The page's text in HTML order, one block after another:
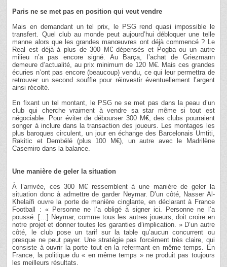
Paris ne se met pas en position qui veut vendre
Mais en demandant un tel prix, le PSG rend quasi impossible le
transfert. Quel club au monde peut aujourd’hui débloquer une telle
manne alors que les grandes manœuvres ont déjà commencé ? Le
Real est déjà à plus de 300 M€ dépensés et Pogba ou un autre
milieu n’a pas encore signé. Au Barça, l’achat de Griezmann
demeure d’actualité, au prix minimum de 120 M€. Mais ces grandes
écuries n’ont pas encore (beaucoup) vendu, ce qui leur permettra de
retrouver un second souffle pour réinvestir éventuellement l’argent
ainsi récolté.
En fixant un tel montant, le PSG ne se met pas dans la peau d’un
club qui cherche vraiment à vendre sa star même si tout est
négociable. Pour éviter de débourser 300 M€, des clubs pourraient
songer à inclure dans la transaction des joueurs. Les montages les
plus baroques circulent, un jour en échange des Barcelonais Umtiti,
Rakitic et Dembélé (plus 100 M€), un autre avec le Madrilène
Casemiro dans la balance.
Une manière de geler la situation
À l’arrivée, ces 300 M€ ressemblent à une manière de geler la
situation donc à admettre de garder Neymar. D’un côté, Nasser Al-
Khelaïfi ouvre la porte de manière cinglante, en déclarant à France
Football : « Personne ne l’a obligé à signer ici. Personne ne l’a
poussé. […] Neymar, comme tous les autres joueurs, doit croire en
notre projet et donner toutes les garanties d’implication. » D’un autre
côté, le club pose un tarif sur la table qu’aucun concurrent ou
presque ne peut payer. Une stratégie pas forcément très claire, qui
consiste à ouvrir la porte tout en la refermant en même temps. En
France, la politique du « en même temps » ne produit pas toujours
les meilleurs résultats.